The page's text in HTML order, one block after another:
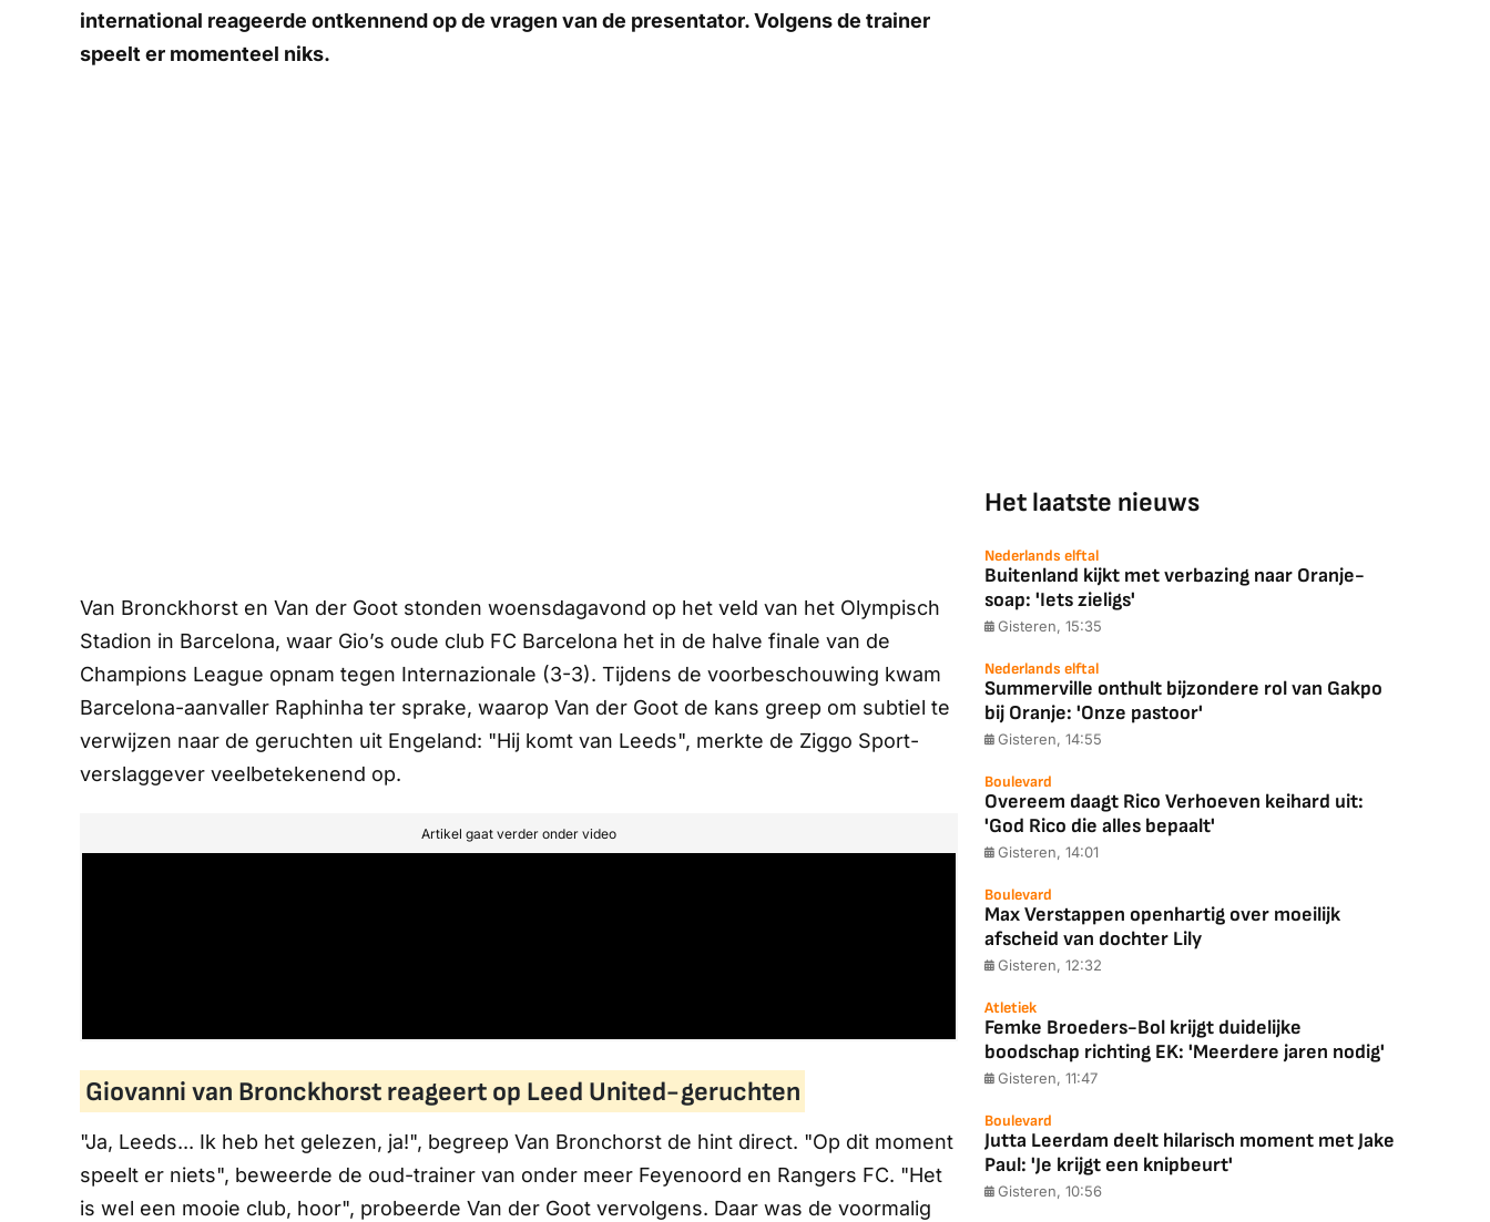
international reageerde ontkennend op de vragen van de presentator. Volgens de trainer
speelt er momenteel niks.
Van Bronckhorst en Van der Goot stonden woensdagavond op het veld van het Olympisch
Stadion in Barcelona, waar Gio’s oude club FC Barcelona het in de halve finale van de
Champions League opnam tegen Internazionale (3-3). Tijdens de voorbeschouwing kwam
Barcelona-aanvaller Raphinha ter sprake, waarop Van der Goot de kans greep om subtiel te
verwijzen naar de geruchten uit Engeland: "Hij komt van Leeds", merkte de Ziggo Sport-
verslaggever veelbetekenend op.
Artikel gaat verder onder video
Giovanni van Bronckhorst reageert op Leed United-geruchten
"Ja, Leeds... Ik heb het gelezen, ja!", begreep Van Bronchorst de hint direct. "Op dit moment
speelt er niets", beweerde de oud-trainer van onder meer Feyenoord en Rangers FC. "Het
is wel een mooie club, hoor", probeerde Van der Goot vervolgens. Daar was de voormalig
Het laatste nieuws
Nederlands elftal
Buitenland kijkt met verbazing naar Oranje-
soap: 'Iets zieligs'
Gisteren, 15:35
Nederlands elftal
Summerville onthult bijzondere rol van Gakpo
bij Oranje: 'Onze pastoor'
Gisteren, 14:55
Boulevard
Overeem daagt Rico Verhoeven keihard uit:
'God Rico die alles bepaalt'
Gisteren, 14:01
Boulevard
Max Verstappen openhartig over moeilijk
afscheid van dochter Lily
Gisteren, 12:32
Atletiek
Femke Broeders-Bol krijgt duidelijke
boodschap richting EK: 'Meerdere jaren nodig'
Gisteren, 11:47
Boulevard
Jutta Leerdam deelt hilarisch moment met Jake
Paul: 'Je krijgt een knipbeurt'
Gisteren, 10:56